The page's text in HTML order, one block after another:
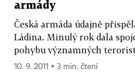
armády
Česká armáda údajně
Ládina. Minulý rok dala
pohybu významných
10. 9. 2011 ▪ 3 min. čtení